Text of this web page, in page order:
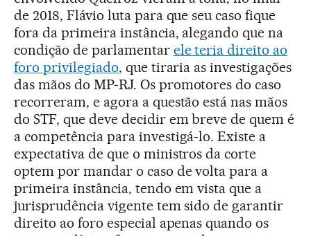
de 2018, Flávio luta para que seu caso fique
fora da primeira instância, alegando que na
condição de parlamentar ele teria direito ao
foro privilegiado, que tiraria as investigações
das mãos do MP-RJ. Os promotores do caso
recorreram, e agora a questão está nas mãos
do STF, que deve decidir em breve de quem é
a competência para investigá-lo. Existe a
expectativa de que o ministros da corte
optem por mandar o caso de volta para a
primeira instância, tendo em vista que a
jurisprudência vigente tem sido de garantir
direito ao foro especial apenas quando os